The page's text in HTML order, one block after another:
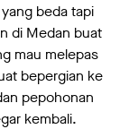
beda tapi
di Medan buat
mau melepas
bepergian ke
pepohonan
kembali.